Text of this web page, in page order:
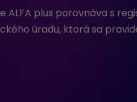
ALFA plus porovnáva s
úradu, ktorá sa